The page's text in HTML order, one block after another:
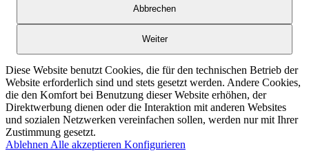
Abbrechen
Weiter
Diese Website benutzt Cookies, die für den technischen Betrieb der
Website erforderlich sind und stets gesetzt werden. Andere Cookies,
die den Komfort bei Benutzung dieser Website erhöhen, der
Direktwerbung dienen oder die Interaktion mit anderen Websites
und sozialen Netzwerken vereinfachen sollen, werden nur mit Ihrer
Zustimmung gesetzt.
Ablehnen Alle akzeptieren Konfigurieren